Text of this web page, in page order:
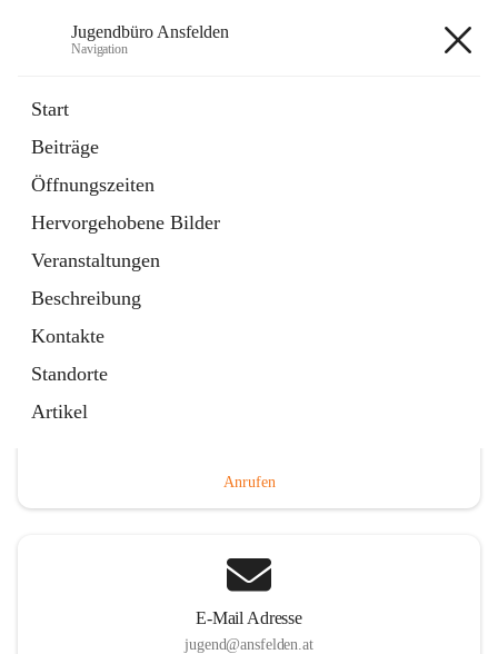
Jugendbüro Ansfelden
Navigation
Start
Beiträge
Öffnungszeiten
Hervorgehobene Bilder
Veranstaltungen
Beschreibung
Kontakte
Standorte
Artikel
Anrufen
E-Mail Adresse
jugend@ansfelden.at